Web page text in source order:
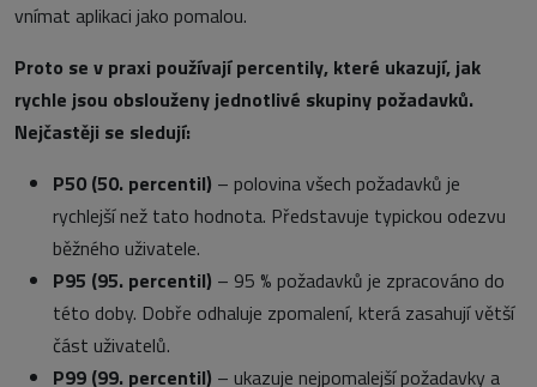
vnímat aplikaci jako pomalou.
Proto se v praxi používají percentily, které ukazují, jak
rychle jsou obslouženy jednotlivé skupiny požadavků.
Nejčastěji se sledují:
P50 (50. percentil) – polovina všech požadavků je
rychlejší než tato hodnota. Představuje typickou odezvu
běžného uživatele.
P95 (95. percentil) – 95 % požadavků je zpracováno do
této doby. Dobře odhaluje zpomalení, která zasahují větší
část uživatelů.
P99 (99. percentil) – ukazuje nejpomalejší požadavky a